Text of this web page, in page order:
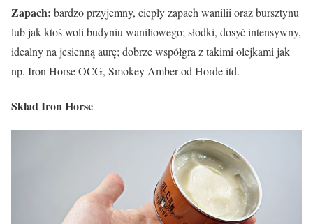
Zapach: bardzo przyjemny, ciepły zapach wanilii oraz bursztynu
lub jak ktoś woli budyniu waniliowego; słodki, dosyć intensywny,
idealny na jesienną aurę; dobrze współgra z takimi olejkami jak
np. Iron Horse OCG, Smokey Amber od Horde itd.
Skład Iron Horse